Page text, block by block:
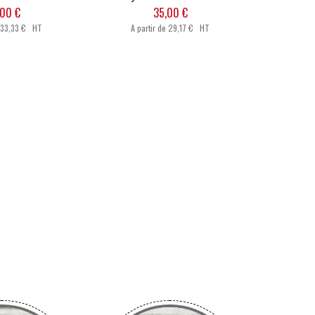
€
33,33 € HT
35,00 €
A partir de 29,17 € HT